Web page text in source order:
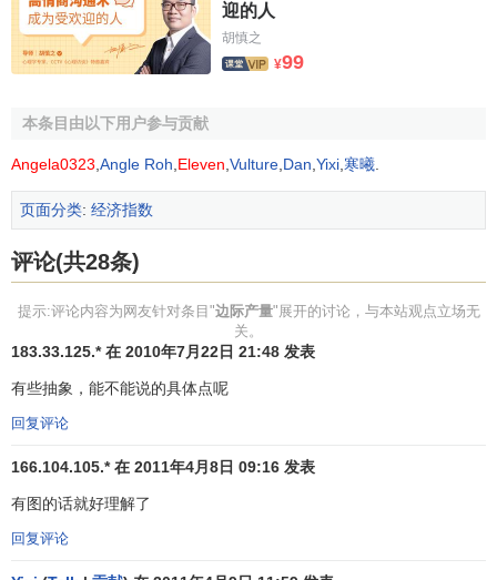
迎的人
胡慎之
¥99
本条目由以下用户参与贡献
Angela0323 Angle Roh Eleven Vulture Dan Yixi 寒曦
页面分类: 经济指数
评论(共28条)
提示:评论内容为网友针对条目"边际产量"展开的讨论，与本站观点立场无
关。
183.33.125.* 在 2010年7月22日 21:48 发表
有些抽象，能不能说的具体点呢
回复评论
166.104.105.* 在 2011年4月8日 09:16 发表
有图的话就好理解了
回复评论